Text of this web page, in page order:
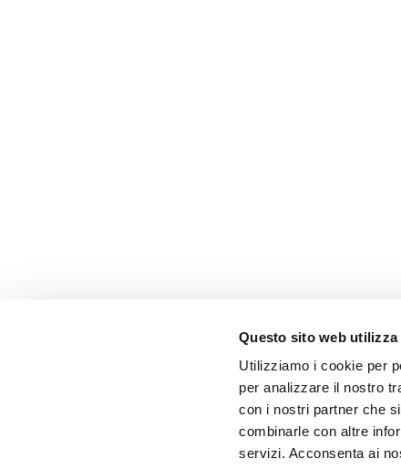
Questo sito web utilizza
Utilizziamo i cookie per
per analizzare il nostro
con i nostri partner che
combinarle con altre
servizi. Acconsenta ai